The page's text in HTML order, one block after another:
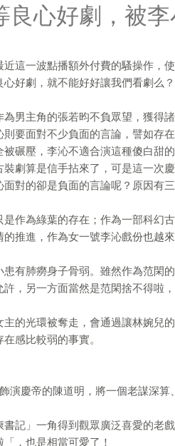
心好劇，被李
這一波點播額外付費的騷操作，
好劇，就不能好好讓我們看劇么
男主角的張若昀不負眾望，獲得
要面對不少負面的言論，譬如存
碾壓，李沁不適合演這種傻白甜的
劇算是信手拈來了，可是這一次
對的卻是負面的言論呢？原因有三
作為綠葉的存在；作為一部科幻
推進，作為女一號李沁戲份也越
有肺癆身子骨弱。雖然作為范閑
，另一方面當然是范閑捨不得啦
的光環被奪走，會通過讓林婉兒
感比較弱的事實。
演慶帝的陳道明，將一個老謀深算
記」一角得到觀眾廣泛喜愛的老
，也是相當可愛了！